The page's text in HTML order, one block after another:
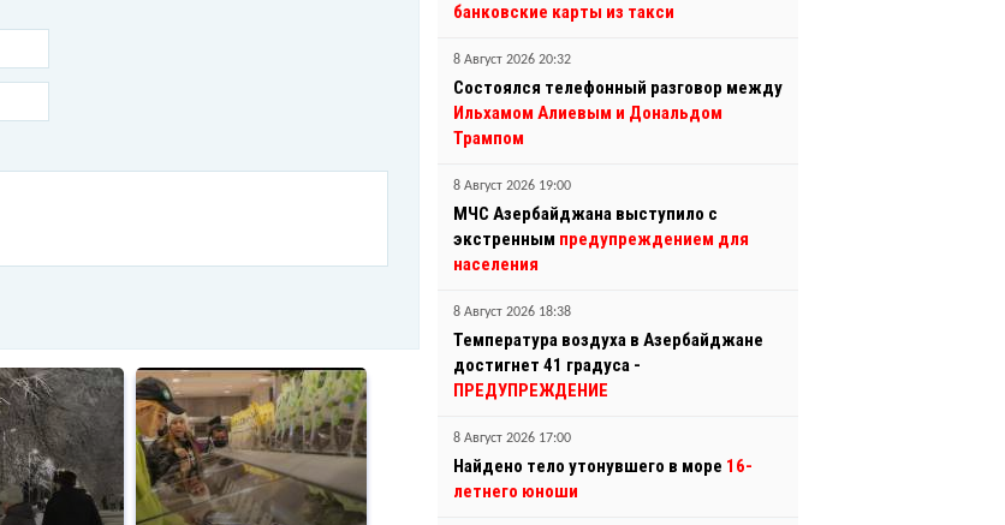
банковские карты из такси
8 Август 2026 20:32
Состоялся телефонный разговор между
Ильхамом Алиевым и Дональдом
Трампом
8 Август 2026 19:00
МЧС Азербайджана выступило с
экстренным предупреждением для
населения
8 Август 2026 18:38
Температура воздуха в Азербайджане
достигнет 41 градуса -
ПРЕДУПРЕЖДЕНИЕ
8 Август 2026 17:00
Найдено тело утонувшего в море 16-
летнего юноши